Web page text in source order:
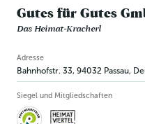
Gutes für Gutes
Das Heimat-Kracherl
Betriebsinformation
Adresse
Bahnhofstr. 33, 94032 Passau,
Siegel und Mitgliedschaften